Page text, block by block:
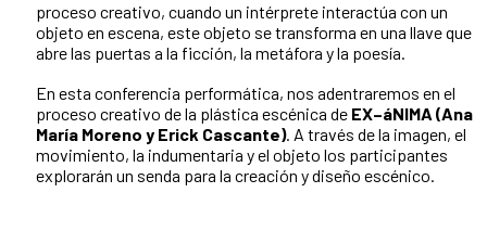
proceso creativo, cuando un intérprete interactúa con un
objeto en escena, este objeto se transforma en una llave que
abre las puertas a la ficción, la metáfora y la poesía.
En esta conferencia performática, nos adentraremos en el
proceso creativo de la plástica escénica de EX–áNIMA (Ana
María Moreno y Erick Cascante). A través de la imagen, el
movimiento, la indumentaria y el objeto los participantes
explorarán un senda para la creación y diseño escénico.